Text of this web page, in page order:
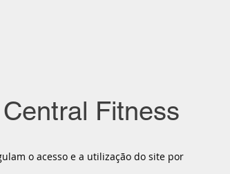
Fitness
o acesso e a utilização do site por